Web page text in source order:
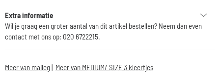
Extra informatie
Wil je graag een groter aantal van dit artikel bestellen? Neem dan even
contact met ons op: 020 6722215.
Meer van maileg| Meer van MEDIUM/ SIZE 3 kleertjes